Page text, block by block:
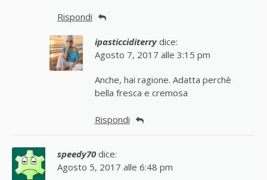
Rispondi
ipasticciditerry dice:
Agosto 7, 2017 alle 3:15 pm
Anche, hai ragione. Adatta perchè
bella fresca e cremosa
Rispondi
speedy70 dice:
Agosto 5, 2017 alle 6:48 pm